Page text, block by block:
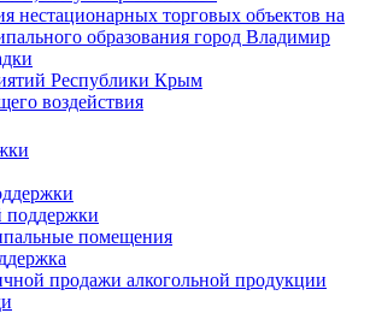
нестационарных торговых объектов на
образования город Владимир
Республики Крым
воздействия
поддержки
помещения
продажи алкогольной продукции